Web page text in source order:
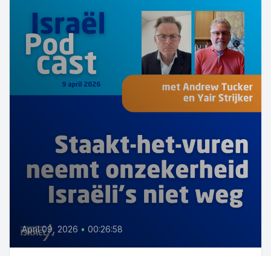
April 09, 2026 • 00:26:58